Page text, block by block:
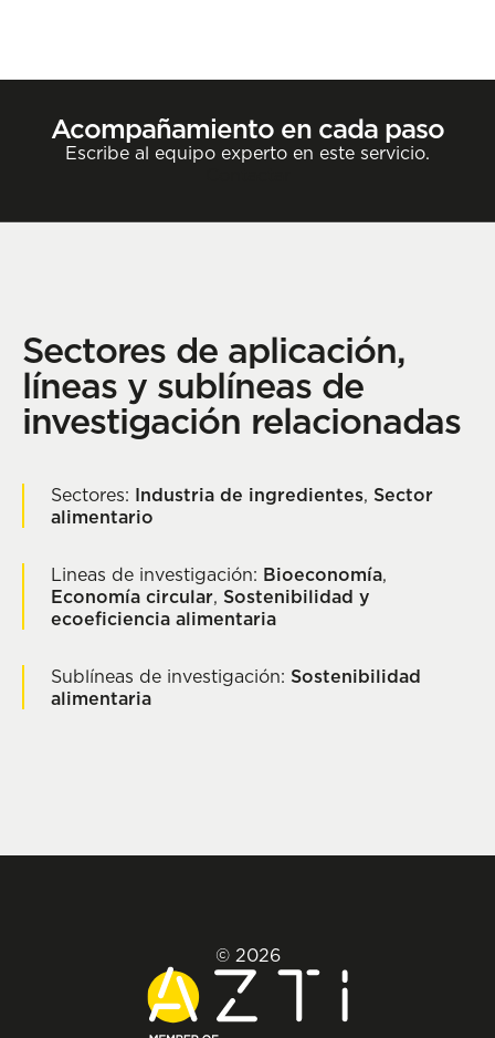
Acompañamiento en cada paso
Escribe al equipo experto en este servicio.
Sectores de aplicación,
líneas y sublíneas de
investigación relacionadas
Sectores: Industria de ingredientes, Sector
alimentario
Lineas de investigación: Bioeconomía,
Economía circular, Sostenibilidad y
ecoeficiencia alimentaria
Sublíneas de investigación: Sostenibilidad
alimentaria
© 2026